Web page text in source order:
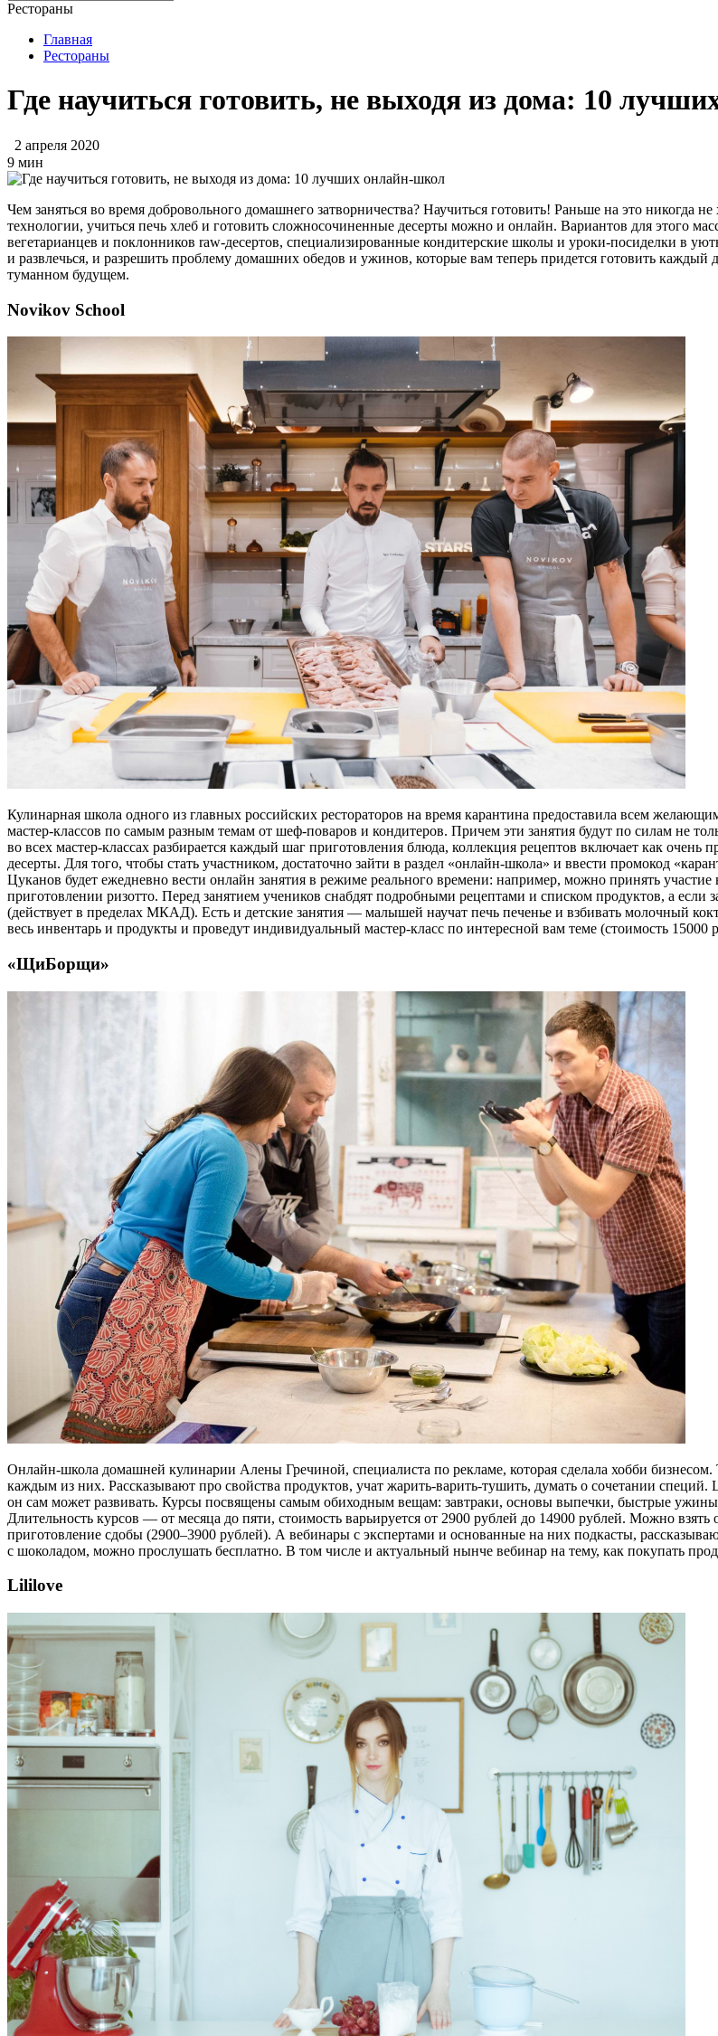
Рестораны
Главная
Рестораны
Где научиться готовить, не выходя из дома: 10
2 апреля 2020
9 мин
Чем заняться во время добровольного домашнего затворничества? Научиться готовить! Раньше на это никогда
технологии, учиться печь хлеб и готовить сложносочиненные десерты можно и онлайн. Вариантов для этого
вегетарианцев и поклонников raw-десертов, специализированные кондитерские школы и уроки-посиделки в
и развлечься, и разрешить проблему домашних обедов и ужинов, которые вам теперь придется готовить
туманном будущем.
Novikov School
Кулинарная школа одного из главных российских рестораторов на время карантина предоставила всем
мастер-классов по самым разным темам от шеф-поваров и кондитеров. Причем эти занятия будут по силам не
во всех мастер-классах разбирается каждый шаг приготовления блюда, коллекция рецептов включает как
десерты. Для того, чтобы стать участником, достаточно зайти в раздел «онлайн-школа» и ввести промокод
Цуканов будет ежедневно вести онлайн занятия в режиме реального времени: например, можно принять
приготовлении ризотто. Перед занятием учеников снабдят подробными рецептами и списком продуктов, а если
(действует в пределах МКАД). Есть и детские занятия — малышей научат печь печенье и взбивать молочный
весь инвентарь и продукты и проведут индивидуальный мастер-класс по интересной вам теме (стоимость 15000
«ЩиБорщи»
Онлайн-школа домашней кулинарии Алены Гречиной, специалиста по рекламе, которая сделала хобби бизнесом.
каждым из них. Рассказывают про свойства продуктов, учат жарить-варить-тушить, думать о сочетании
он сам может развивать. Курсы посвящены самым обиходным вещам: завтраки, основы выпечки, быстрые
Длительность курсов — от месяца до пяти, стоимость варьируется от 2900 рублей до 14900 рублей. Можно
приготовление сдобы (2900–3900 рублей). А вебинары с экспертами и основанные на них подкасты,
с шоколадом, можно прослушать бесплатно. В том числе и актуальный нынче вебинар на тему, как покупать
Lililove